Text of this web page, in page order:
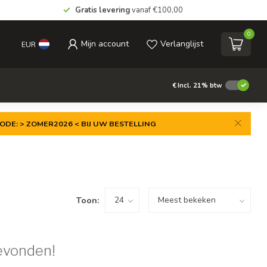
Gratis leveringvanaf €100,00
EUR Mijn account Verlanglijst
0
€Incl. 21% btw
> ZOMER2026 < BIJ UW BESTELLING
Toon: